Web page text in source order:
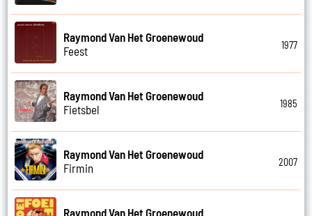
Raymond Van Het Groenewoud
Feest
1977
Raymond Van Het Groenewoud
Fietsbel
1985
Raymond Van Het Groenewoud
Firmin
2007
Raymond Van Het Groenewoud